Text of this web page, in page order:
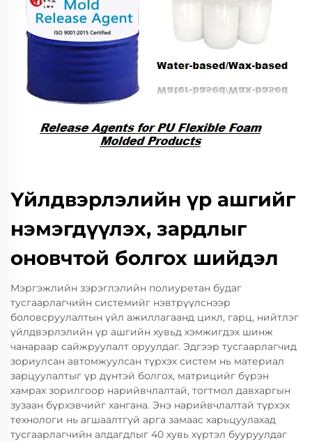
Үйлдвэрлэлийн үр ашгийг
нэмэгдүүлэх, зардлыг
оновчтой болгох шийдэл
Мэргэжлийн зэрэглэлийн полиуретан будаг
тусгаарлагчийн системийг нэвтрүүлснээр
боловсруулалтын үйл ажиллагаанд цикл, гарц, нийтлэг
үйлдвэрлэлийн үр ашгийн хувьд хэмжигдэх шинж
чанараар сайжруулалт оруулдаг. Эдгээр тусгаарлагчид
зориулсан автомжуулсан түрхэх систем нь материал
зарцуулалтыг үр дүнтэй болгох, матрицийг бүрэн
хамрах зорилгоор нарийвчлалтай, тогтмол давхаргын
зузаан бүрхэвчийг хангана. Энэ нарийвчлалтай түрхэх
технологи нь агшаалтгүй арга замаас харьцуулахад
тусгаарлагчийн алдагдлыг 40 хувь хүртэл бууруулдаг